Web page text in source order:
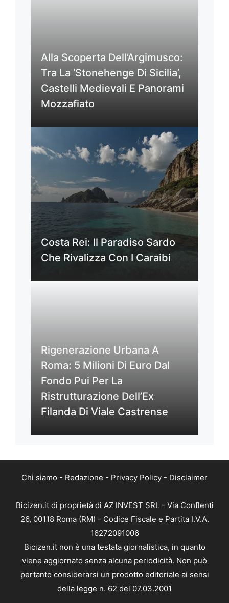
Alla Scoperta Dell’Argimusco:
Tra La ‘Stonehenge Di Sicilia’,
Castelli Medievali E Panorami
Mozzafiato
Costa Rei: Il Paradiso Sardo
Che Rivalizza Con I Caraibi
Rigenerazione Urbana A
Roma: 5 Milioni Di Euro Dal
Fondo Pui Per La
Ristrutturazione Dell’Ex
Filanda Di Viale Castrense
Chi siamo - Redazione - Privacy Policy - Disclaimer
Bicizen.it di proprietà di AZ INVEST SRL - Via Conflenti
26, 00118 Roma (RM) - Codice Fiscale e Partita I.V.A.
16272091006
Bicizen.it non è una testata giornalistica, in quanto
viene aggiornato senza alcuna periodicità. Non può
pertanto considerarsi un prodotto editoriale ai sensi
della legge n. 62 del 07.03.2001